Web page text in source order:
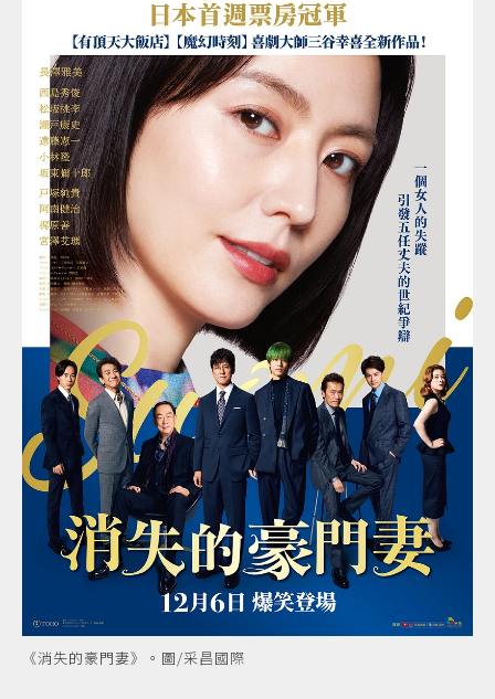
《消失的豪門妻》。圖/采昌國際